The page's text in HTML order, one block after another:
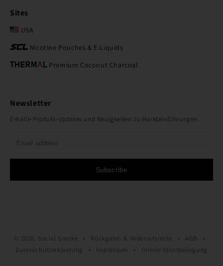
Sites
USA
Nicotine Pouches & E-Liquids
Premium Coconut Charcoal
Newsletter
Erhalte Produkt-Updates und Neuigkeiten zu Markteinführungen.
Subscribe
© 2026, Social Smoke • Rückgabe- & Widerrufsrecht •AGB
•
Datenschutzerklaerung
• Impressum • Online-Streitbeilegung